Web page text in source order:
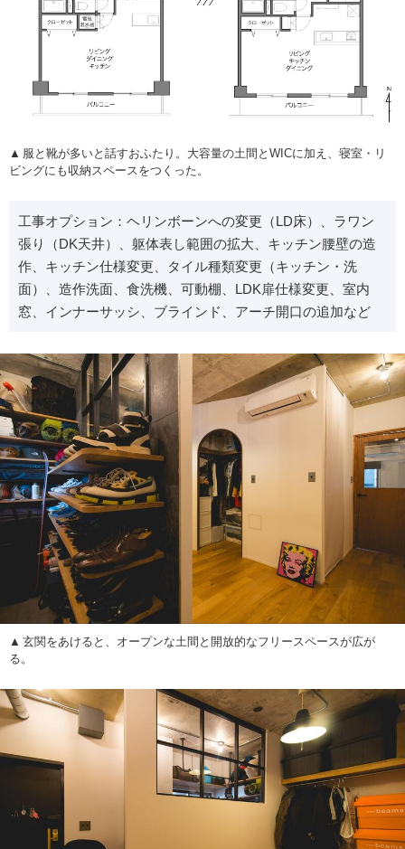
服と靴が多いと話すおふたり。大容量の土間とWICに加え、寝室・リ
ビングにも収納スペースをつくった。
工事オプション：ヘリンボーンへの変更（LD床）、ラワン
張り（DK天井）、躯体表し範囲の拡大、キッチン腰壁の造
作、キッチン仕様変更、タイル種類変更（キッチン・洗
面）、造作洗面、食洗機、可動棚、LDK扉仕様変更、室内
窓、インナーサッシ、ブラインド、アーチ開口の追加など
玄関をあけると、オープンな土間と開放的なフリースペースが広が
る。